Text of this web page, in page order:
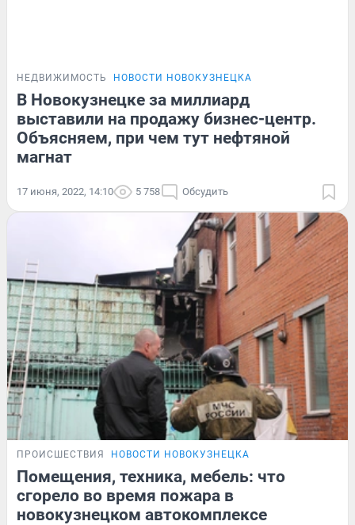
НЕДВИЖИМОСТЬ НОВОСТИ НОВОКУЗНЕЦКА
В Новокузнецке за миллиард
выставили на продажу бизнес-центр.
Объясняем, при чем тут нефтяной
магнат
17 июня, 2022, 14:10 5 758 Обсудить
ПРОИСШЕСТВИЯ НОВОСТИ НОВОКУЗНЕЦКА
Помещения, техника, мебель: что
сгорело во время пожара в
новокузнецком автокомплексе